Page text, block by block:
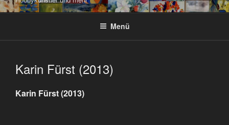
Menü
Karin Fürst (2013)
Karin Fürst (2013)